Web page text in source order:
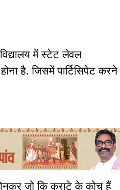
में स्टेट लेवल
है. जिसमें पार्टिसिपेट करने
जो कि कराटे के कोच हैं